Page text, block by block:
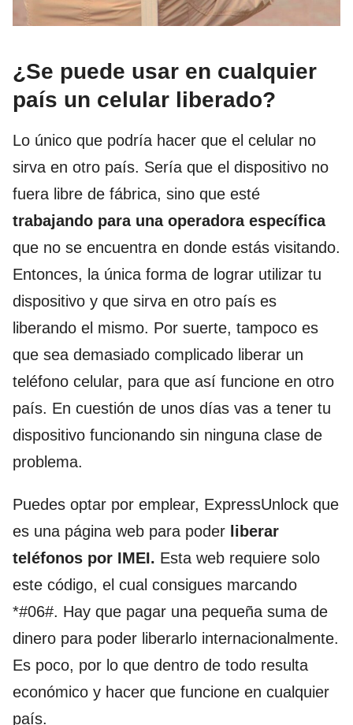
¿Se puede usar en cualquier
país un celular liberado?
Lo único que podría hacer que el celular no
sirva en otro país. Sería que el dispositivo no
fuera libre de fábrica, sino que esté
trabajando para una operadora específica
que no se encuentra en donde estás visitando.
Entonces, la única forma de lograr utilizar tu
dispositivo y que sirva en otro país es
liberando el mismo. Por suerte, tampoco es
que sea demasiado complicado liberar un
teléfono celular, para que así funcione en otro
país. En cuestión de unos días vas a tener tu
dispositivo funcionando sin ninguna clase de
problema.
Puedes optar por emplear, ExpressUnlock que
es una página web para poder liberar
teléfonos por IMEI. Esta web requiere solo
este código, el cual consigues marcando
*#06#. Hay que pagar una pequeña suma de
dinero para poder liberarlo internacionalmente.
Es poco, por lo que dentro de todo resulta
económico y hacer que funcione en cualquier
país.